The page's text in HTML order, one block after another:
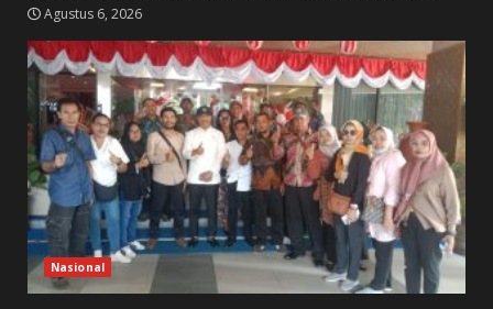
Agustus 6, 2026
Nasional